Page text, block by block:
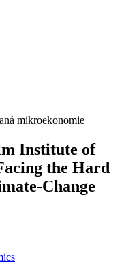
mikroekonomie
Institute of
the Hard
Change